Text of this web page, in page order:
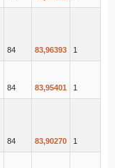
84 83,96393 1
84 83,95401 1
84 83,90270 1